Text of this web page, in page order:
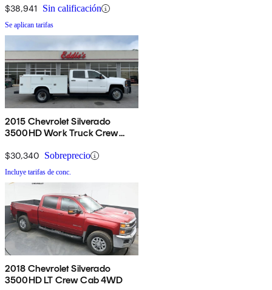
$38,941 Sin calificación
Se aplican tarifas
2015 Chevrolet Silverado
3500HD Work Truck Crew
$30,340 Sobreprecio
Incluye tarifas de conc.
2018 Chevrolet Silverado
3500HD LT Crew Cab 4WD